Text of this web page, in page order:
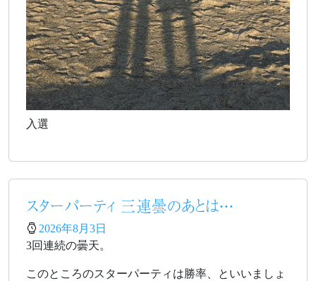
入選
スターパーティ 三連曇のあとは・・・
2026年8月3日
3回連続の曇天。
このところのスターパーティは勝率、といいましょ